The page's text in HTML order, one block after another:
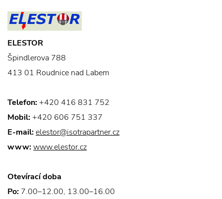
ELESTOR
Špindlerova 788
413 01 Roudnice nad Labem
Telefon: +420 416 831 752
Mobil: +420 606 751 337
E-mail:elestor@isotrapartner.cz
www:www.elestor.cz
Otevírací doba
Po: 7.00–12.00, 13.00–16.00